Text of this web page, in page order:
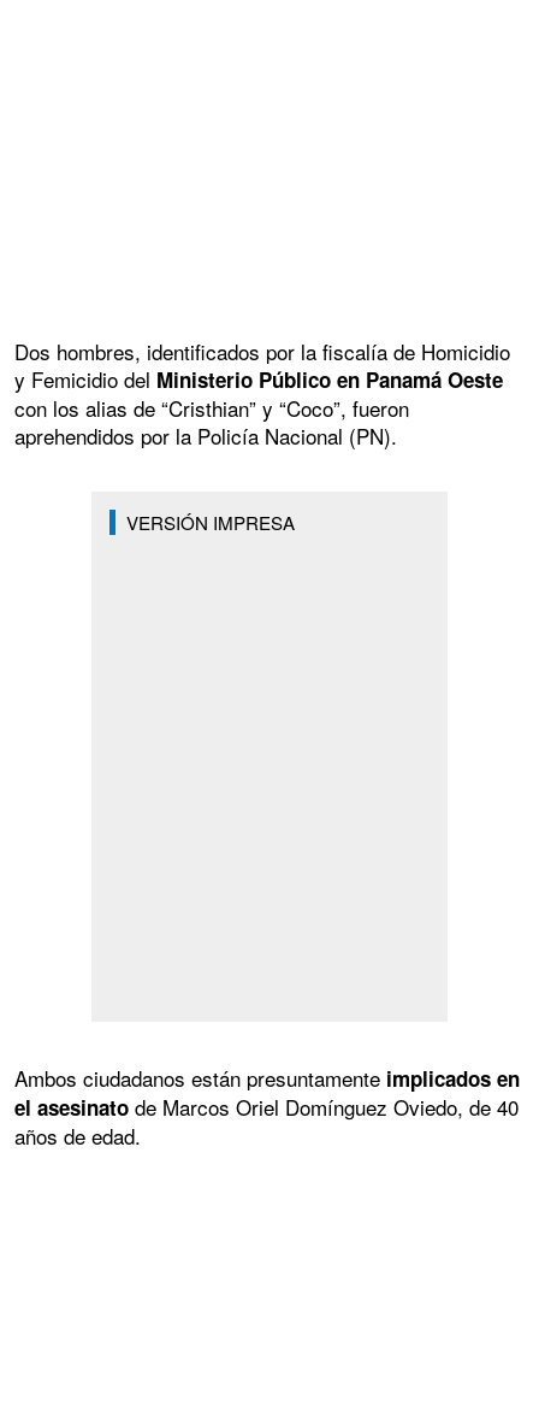
Dos hombres, identificados por la fiscalía de Homicidio
y Femicidio del Ministerio Público en Panamá Oeste
con los alias de “Cristhian” y “Coco”, fueron
aprehendidos por la Policía Nacional (PN).
VERSIÓN IMPRESA
Ambos ciudadanos están presuntamente implicados en
el asesinato de Marcos Oriel Domínguez Oviedo, de 40
años de edad.